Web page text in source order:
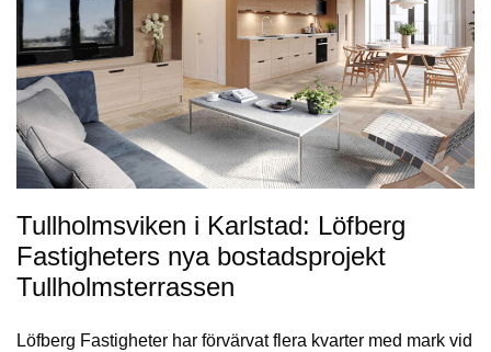
Tullholmsviken i Karlstad: Löfberg
Fastigheters nya bostadsprojekt
Tullholmsterrassen
Löfberg Fastigheter har förvärvat flera kvarter med mark vid